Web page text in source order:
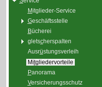
Mitglieder-Service
Geschäftsstelle
Bücherei
gletscherspalten
Ausrüstungsverleih
Mitgliedervorteile
Panorama
Versicherungsschutz